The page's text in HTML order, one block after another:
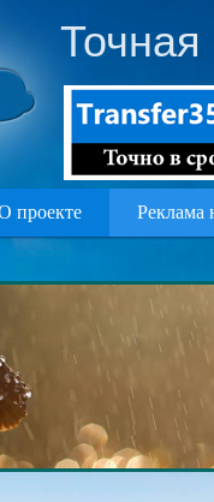
проекте Реклама